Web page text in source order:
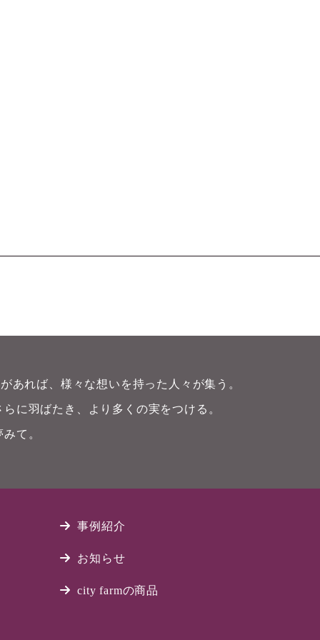
あれば、様々な想いを持った人々が集う。
に羽ばたき、より多くの実をつける。
て。
事例紹介
お知らせ
city farmの商品